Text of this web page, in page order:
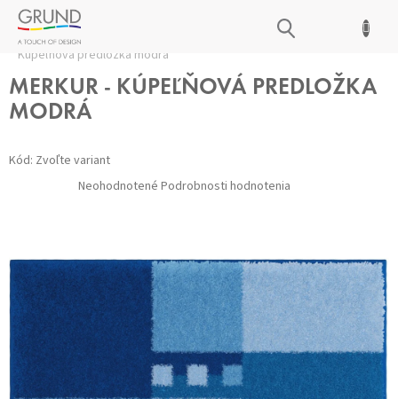
Prejsť
obsah
NÁKUPNÝ
Domov
/ Kúpeľňové predložky Všetky predložky
MERKUR -
Kúpeľňová predložka modrá
MERKUR - KÚPEĽŇOVÁ PREDLOŽKA
MODRÁ
Kód: Zvoľte variant
Priemerné
hodnotenie
Neohodnotené Podrobnosti hodnotenia